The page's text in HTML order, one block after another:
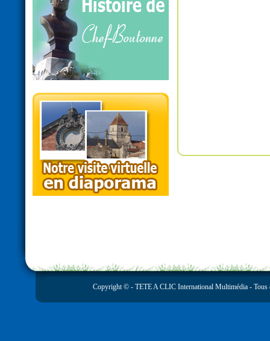
Copyright © - TETE A CLIC International Multimédia - Tous